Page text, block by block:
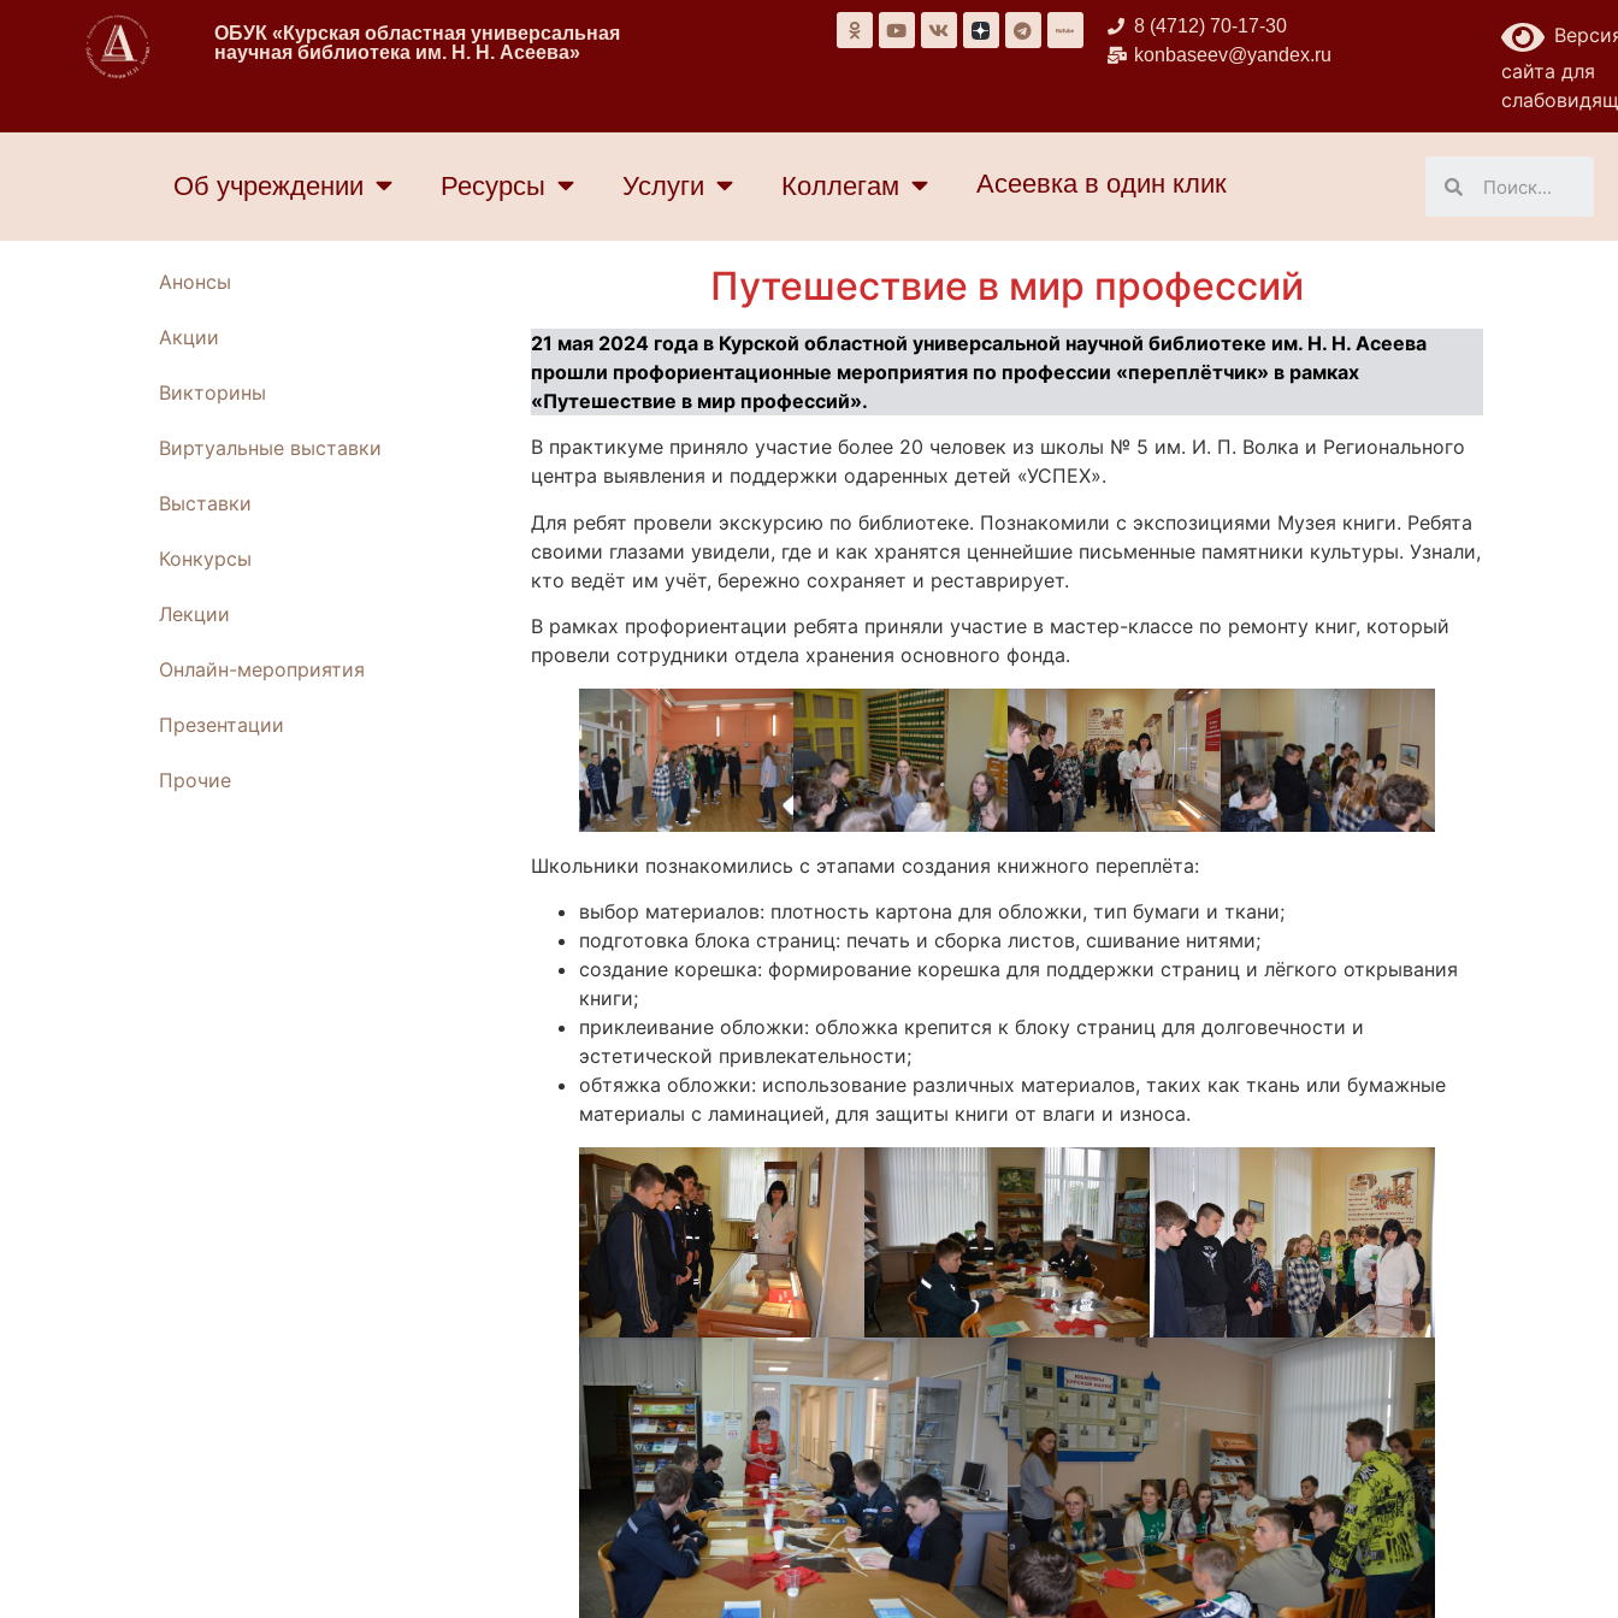
ОБУК «Курская областная универсальная
научная библиотека им. Н. Н. Асеева»
8 (4712) 70-17-30
konbaseev@yandex.ru
сайта для
Об учреждении Ресурсы Услуги Коллегам Асеевка в один клик
Анонсы
Акции
Викторины
Виртуальные выставки
Выставки
Конкурсы
Лекции
Онлайн-мероприятия
Презентации
Прочие
Путешествие в мир профессий
21 мая 2024 года в Курской областной универсальной научной библиотеке им. Н. Н. Асеева
прошли профориентационные мероприятия по профессии «переплётчик» в рамках
«Путешествие в мир профессий».
В практикуме приняло участие более 20 человек из школы № 5 им. И. П. Волка и Регионального
центра выявления и поддержки одаренных детей «УСПЕХ».
Для ребят провели экскурсию по библиотеке. Познакомили с экспозициями Музея книги. Ребята
своими глазами увидели, где и как хранятся ценнейшие письменные памятники культуры. Узнали,
кто ведёт им учёт, бережно сохраняет и реставрирует.
В рамках профориентации ребята приняли участие в мастер-классе по ремонту книг, который
провели сотрудники отдела хранения основного фонда.
Школьники познакомились с этапами создания книжного переплёта:
выбор материалов: плотность картона для обложки, тип бумаги и ткани;
подготовка блока страниц: печать и сборка листов, сшивание нитями;
создание корешка: формирование корешка для поддержки страниц и лёгкого открывания
книги;
приклеивание обложки: обложка крепится к блоку страниц для долговечности и
эстетической привлекательности;
обтяжка обложки: использование различных материалов, таких как ткань или бумажные
материалы с ламинацией, для защиты книги от влаги и износа.